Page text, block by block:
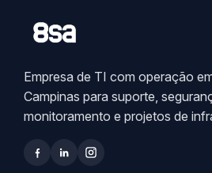
Empresa de TI com operação
Campinas para suporte,
monitoramento e projetos de